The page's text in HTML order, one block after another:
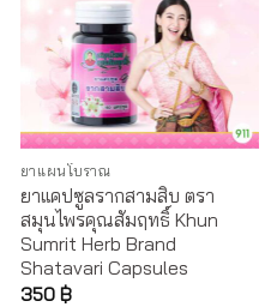
ยาแผนโบราณ
ยาแคปซูลรากสามสิบ ตรา
สมุนไพรคุณสัมฤทธิ์ Khun
Sumrit Herb Brand
Shatavari Capsules
350 ฿